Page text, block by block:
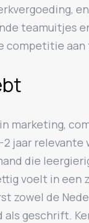
teamuitjes
competitie
marketing,
jaar relevante
die
voelt in een
zowel de
geschrift.